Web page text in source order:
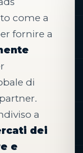
come a
fornire a
di
a
dei
e